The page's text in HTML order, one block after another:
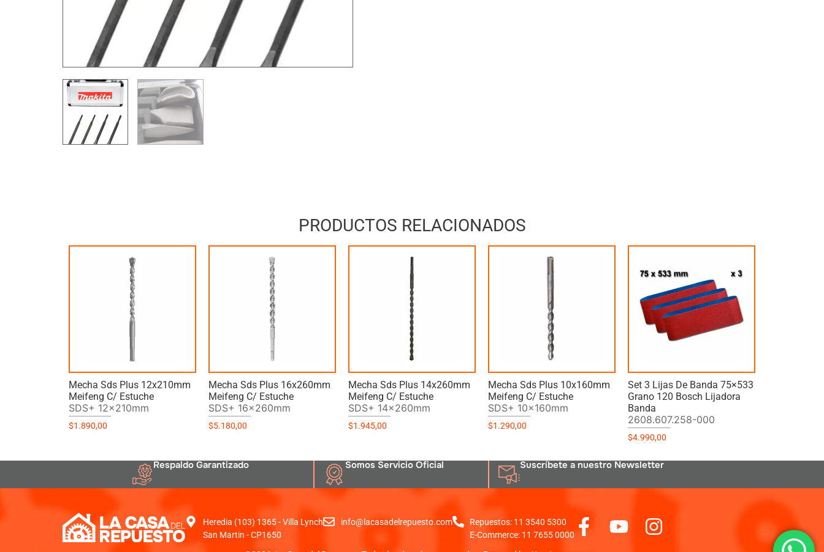
PRODUCTOS RELACIONADOS
Mecha Sds Plus 12x210mm
Meifeng C/ Estuche
SDS+ 12x210mm
$1.890,00
Mecha Sds Plus 16x260mm
Meifeng C/ Estuche
SDS+ 16x260mm
$5.180,00
Mecha Sds Plus 14x260mm
Meifeng C/ Estuche
SDS+ 14x260mm
$1.945,00
Mecha Sds Plus 10x160mm
Meifeng C/ Estuche
SDS+ 10x160mm
$1.290,00
Set 3 Lijas De Banda 75×533
Grano 120 Bosch Lijadora
Banda
2608.607.258-000
$4.990,00
Respaldo Garantizado Somos Servicio Oficial Suscríbete a nuestro Newsletter
Heredia (103) 1365 - Villa Lynch
San Martin - CP1650
info@lacasadelrepuesto.com
Repuestos: 11 3540 5300
E-Commerce: 11 7655 0000